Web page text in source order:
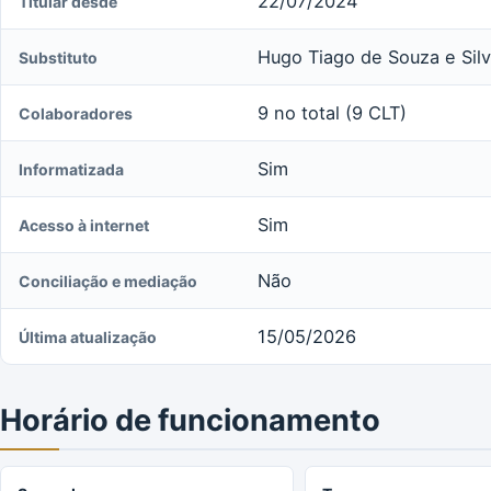
Substituto Hugo Tiago de Souza e
Colaboradores 9 no total (9 CLT)
Informatizada Sim
Acesso à internet Sim
Conciliação e mediação Não
Última atualização 15/05/2026
Horário de funcionamento